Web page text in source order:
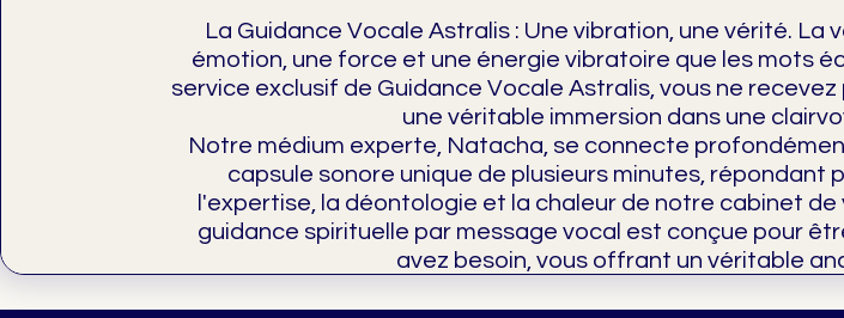
La Guidance Vocale Astralis : Une vibration, une vérité.
émotion, une force et une énergie vibratoire que les mots
service exclusif de Guidance Vocale Astralis, vous ne
une véritable immersion dans une
Notre médium experte, Natacha, se connecte
capsule sonore unique de plusieurs minutes,
l'expertise, la déontologie et la chaleur de notre cabinet
guidance spirituelle par message vocal est conçue pour
avez besoin, vous offrant un véritable